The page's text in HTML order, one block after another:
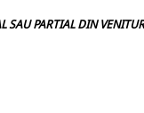
SAU PARTIAL DIN